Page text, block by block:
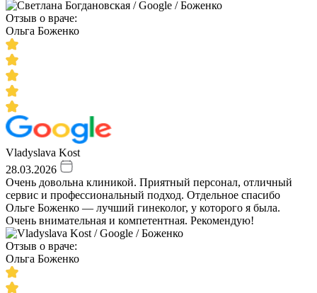
Отзыв о враче:
Ольга Боженко
Vladyslava Kost
28.03.2026
Очень довольна клиникой. Приятный персонал, отличный
сервис и профессиональный подход. Отдельное спасибо
Ольге Боженко — лучший гинеколог, у которого я была.
Очень внимательная и компетентная. Рекомендую!
Отзыв о враче:
Ольга Боженко